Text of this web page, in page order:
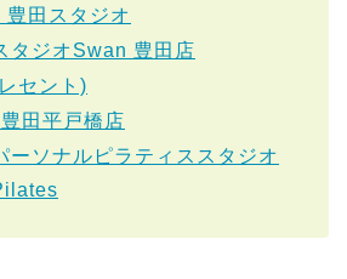
田スタジオ
タジオSwan 豊田店
セント)
田平戸橋店
ーソナルピラティススタジオ